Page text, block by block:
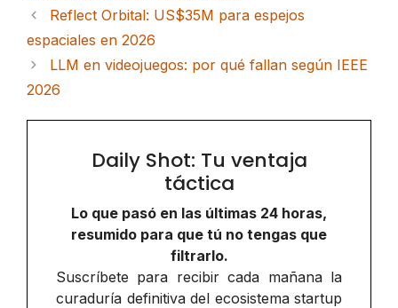
Reflect Orbital: US$35M para espejos
espaciales en 2026
LLM en videojuegos: por qué fallan según IEEE
2026
Daily Shot: Tu ventaja
táctica
Lo que pasó en las últimas 24 horas,
resumido para que tú no tengas que
filtrarlo.
Suscríbete para recibir cada mañana la
curaduría definitiva del ecosistema startup